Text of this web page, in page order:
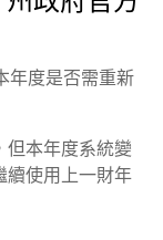
年度是否需重新
但本年度系統變
續使用上一財年